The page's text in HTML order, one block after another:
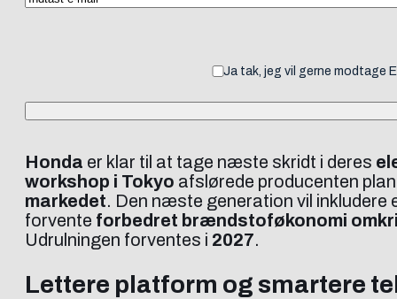
Ja tak, jeg vil gerne modtage
Honda er klar til at tage næste skridt i deres
workshop i Tokyo afslørede producenten
markedet. Den næste generation vil inkludere
forvente forbedret brændstoføkonomi
Udrulningen forventes i 2027.
Lettere platform og smartere